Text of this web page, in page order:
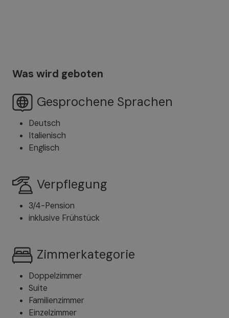
Was wird geboten
Gesprochene Sprachen
Deutsch
Italienisch
Englisch
Verpflegung
3/4-Pension
inklusive Frühstück
Zimmerkategorie
Doppelzimmer
Suite
Familienzimmer
Einzelzimmer